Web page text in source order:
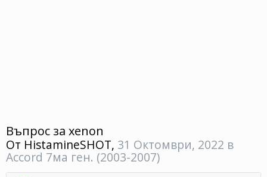
Въпрос за xenon
От HistamineSHOT, 31 Октомври, 2022 в
Accord 7ма ген. (2003-2007)